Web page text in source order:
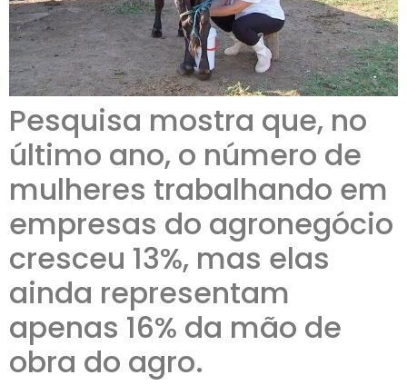
Pesquisa mostra que, no
último ano, o número de
mulheres trabalhando em
empresas do agronegócio
cresceu 13%, mas elas
ainda representam
apenas 16% da mão de
obra do agro.